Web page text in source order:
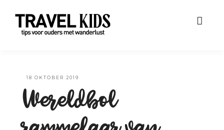
·18 OKTOBER 2019
Wereldbol